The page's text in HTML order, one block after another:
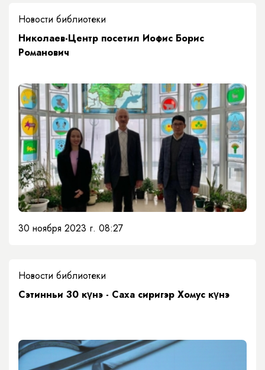
Новости библиотеки
Николаев-Центр посетил Иофис Борис
Романович
30 ноября 2023 г. 08:27
Новости библиотеки
Сэтинньи 30 күнэ - Саха сиригэр Хомус күнэ